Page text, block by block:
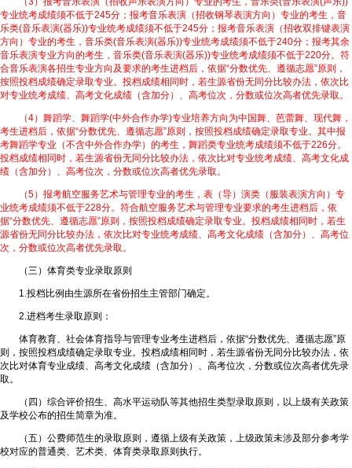
专业统考成绩须不低于245分；报考音乐表演（招收钢琴表演方向）专业的考生，音
乐类(音乐表演(器乐))专业统考成绩须不低于245分；报考音乐表演（招收双排键表演
方向）专业的考生，音乐类(音乐表演(器乐))专业统考成绩须不低于240分；报考其余
音乐表演专业方向的考生，音乐类(音乐表演(器乐))专业统考成绩须不低于220分。符
合音乐表演各招生专业方向及要求的考生进档后，依据“分数优先、遵循志愿”原则，
按照投档成绩确定录取专业。投档成绩相同时，若生源省份无同分比较办法，依次比
对专业统考成绩、高考文化成绩（含加分）、高考位次，分数或位次高者优先录取。
（4）舞蹈学、舞蹈学(中外合作办学)专业培养方向为中国舞、芭蕾舞、现代舞，
考生进档后，依据“分数优先、遵循志愿”原则，按照投档成绩确定录取专业。其中报
考舞蹈学专业（不含中外合作办学）的考生，舞蹈类专业统考成绩须不低于226分。
投档成绩相同时，若生源省份无同分比较办法，依次比对专业统考成绩、高考文化成
绩（含加分）、高考位次，分数或位次高者优先录取。
（5）报考航空服务艺术与管理专业的考生，表（导）演类（服装表演方向）专
业统考成绩须不低于228分。符合航空服务艺术与管理专业要求的考生进档后，依
据“分数优先、遵循志愿”原则，按照投档成绩确定录取专业。投档成绩相同时，若生
源省份无同分比较办法，依次比对专业统考成绩、高考文化成绩（含加分）、高考位
次，分数或位次高者优先录取。
（三）体育类专业录取原则
1.投档比例由生源所在省份招生主管部门确定。
2.进档考生录取原则：
体育教育、社会体育指导与管理专业考生进档后，依据“分数优先、遵循志愿”原
则，按照投档成绩确定录取专业。投档成绩相同时，若生源省份无同分比较办法，依
次比对体育专业成绩、高考文化成绩（含加分）、高考位次，分数或位次高者优先录
取。
（四）综合评价招生、高水平运动队等其他招生类型录取原则，以上级有关政策
及学校公布的招生简章为准。
（五）公费师范生的录取原则，遵循上级有关政策，上级政策未涉及部分参考学
校对应的普通类、艺术类、体育类录取原则执行。